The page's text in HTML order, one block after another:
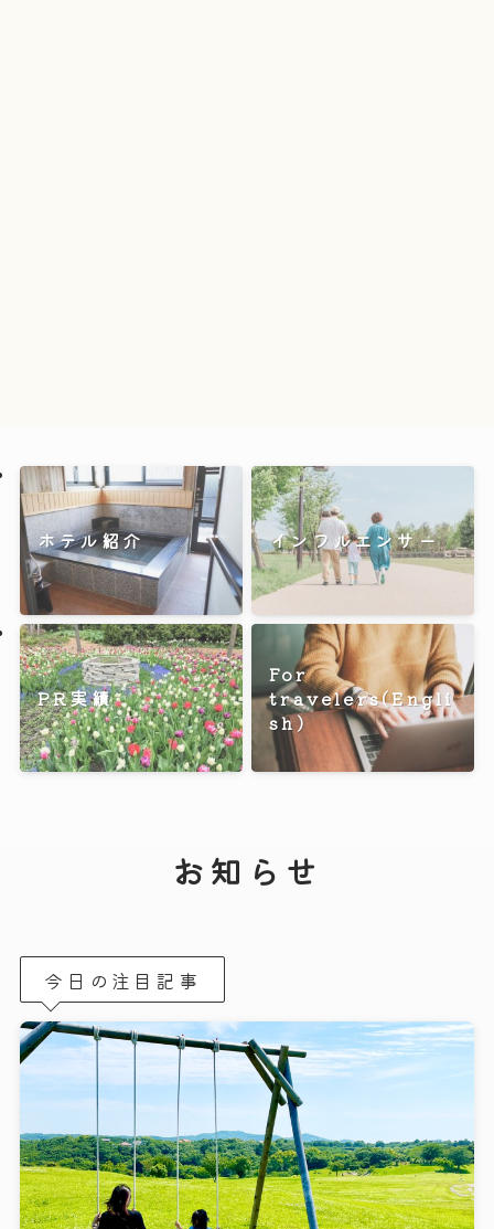
ホテル紹介 インフルエンサー
PR実績
For
travelers(Engli
sh)
お知らせ
今日の注目記事